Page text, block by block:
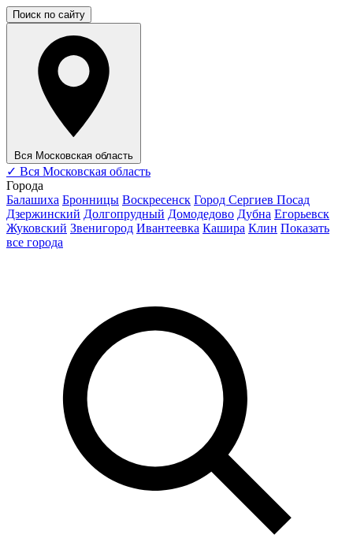
Поиск по сайту
Вся Московская область
✓ Вся Московская область
Города
Балашиха Бронницы Воскресенск Город Сергиев Посад
Дзержинский Долгопрудный Домодедово Дубна Егорьевск
Жуковский Звенигород Ивантеевка Кашира Клин Показать
все города